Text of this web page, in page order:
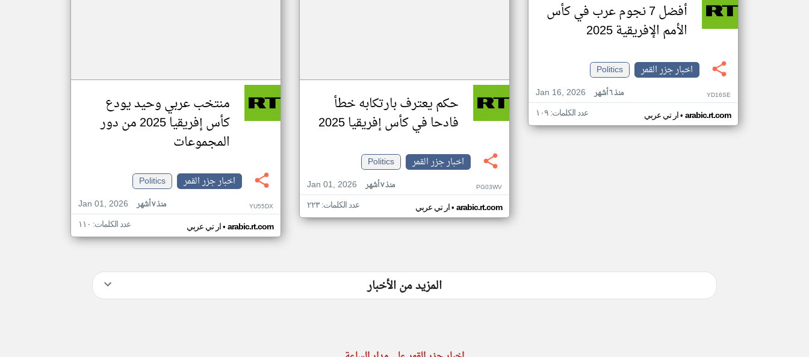
أفضل 7 نجوم عرب في كأس
الأمم الإفريقية 2025
اخبار جزر القمر
Politics
Jan 16, 2026
منذ ٦ أشهر YD16SE
ار تي عربي• arabic.rt.com عدد الكلمات: ١٠٩
حكم يعترف بارتكابه خطأ
فادحا في كأس إفريقيا 2025
اخبار جزر القمر
Politics
Jan 01, 2026
منذ ٧ أشهر PG03WV
ار تي عربي• arabic.rt.com عدد الكلمات: ٢٢٣
منتخب عربي وحيد يودع
كأس إفريقيا 2025 من دور
المجموعات
اخبار جزر القمر
Politics
Jan 01, 2026
منذ ٧ أشهر YU55DX
ار تي عربي• arabic.rt.com عدد الكلمات: ١١٠
المزيد من الأخبار